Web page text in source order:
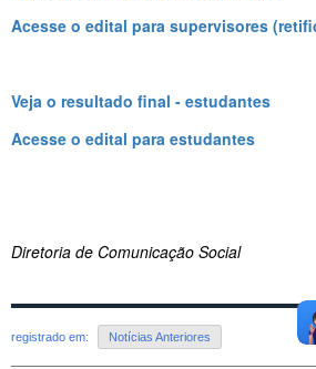
Acesse o edital para supervisores
Veja o resultado final - estudantes
Acesse o edital para estudantes
Diretoria de Comunicação Social
registrado em: Notícias Anteriores